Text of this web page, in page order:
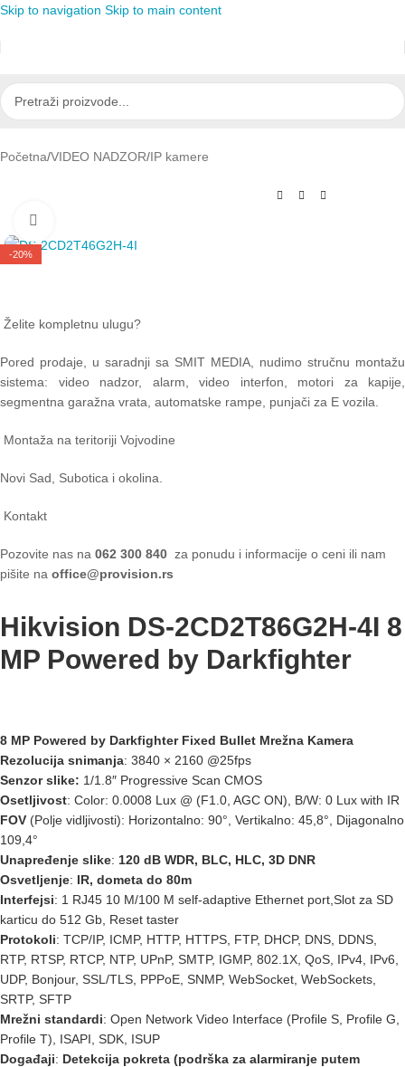
Skip to navigation Skip to main content
Početna/VIDEO NADZOR/IP kamere
-20%
Želite kompletnu ulugu?
Pored prodaje, u saradnji sa SMIT MEDIA, nudimo stručnu montažu
sistema: video nadzor, alarm, video interfon, motori za kapije,
segmentna garažna vrata, automatske rampe, punjači za E vozila.
Montaža na teritoriji Vojvodine
Novi Sad, Subotica i okolina.
Kontakt
Pozovite nas na 062 300 840 za ponudu i informacije o ceni ili nam
pišite na office@provision.rs
Hikvision DS-2CD2T86G2H-4I 8
MP Powered by Darkfighter
8 MP Powered by Darkfighter Fixed Bullet Mrežna Kamera
Rezolucija snimanja: 3840 × 2160 @25fps
Senzor slike: 1/1.8″ Progressive Scan CMOS
Osetljivost: Color: 0.0008 Lux @ (F1.0, AGC ON), B/W: 0 Lux with IR
FOV (Polje vidljivosti): Horizontalno: 90°, Vertikalno: 45,8°, Dijagonalno
109,4°
Unapređenje slike: 120 dB WDR, BLC, HLC, 3D DNR
Osvetljenje: IR, dometa do 80m
Interfejsi: 1 RJ45 10 M/100 M self-adaptive Ethernet port,Slot za SD
karticu do 512 Gb, Reset taster
Protokoli: TCP/IP, ICMP, HTTP, HTTPS, FTP, DHCP, DNS, DDNS,
RTP, RTSP, RTCP, NTP, UPnP, SMTP, IGMP, 802.1X, QoS, IPv4, IPv6,
UDP, Bonjour, SSL/TLS, PPPoE, SNMP, WebSocket, WebSockets,
SRTP, SFTP
Mrežni standardi: Open Network Video Interface (Profile S, Profile G,
Profile T), ISAPI, SDK, ISUP
Događaji: Detekcija pokreta (podrška za alarmiranje putem